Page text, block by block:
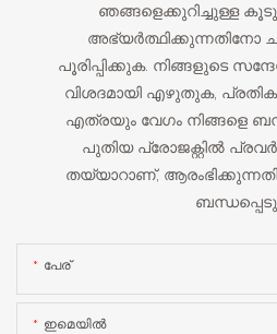
ഞങ്ങളെക്കുറിച്ചുള്ള
അഭ്യർത്ഥിക്കുന്നതിനോ
പൂരിപ്പിക്കുക. നിങ്ങളുടെ
വിശദമായി എഴുതുക,
എത്രയും വേഗം നിങ്ങളെ
പുതിയ പ്രോജക്റ്റിൽ
തയ്യാറാണ്,
പേര്
ഇമെയിൽ